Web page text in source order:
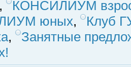
,
КОНСИЛИУМ
юных,
Клуб
,
Занятные